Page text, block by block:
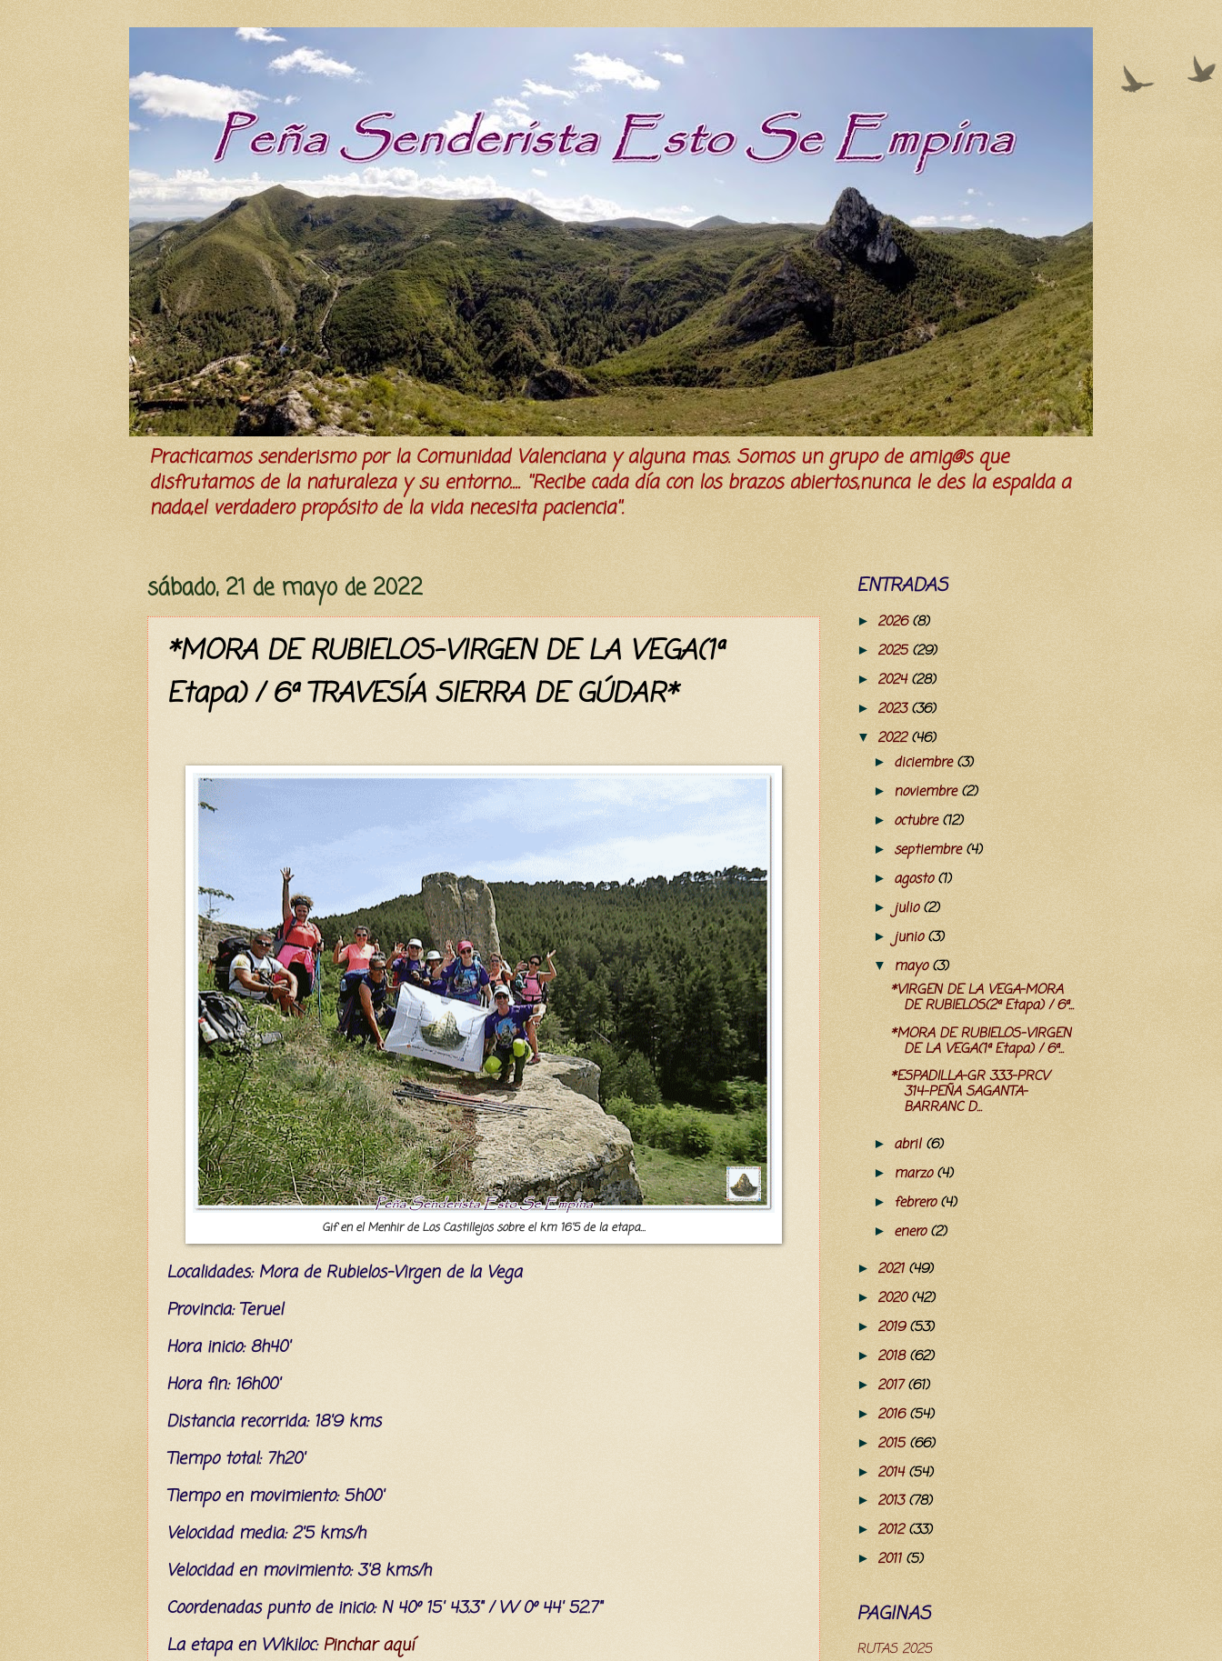
Practicamos senderismo por la Comunidad Valenciana y alguna mas. Somos un grupo de amig@s que
disfrutamos de la naturaleza y su entorno.... ''Recibe cada día con los brazos abiertos,nunca le des la espalda a
nada,el verdadero propósito de la vida necesita paciencia''.
sábado, 21 de mayo de 2022
*MORA DE RUBIELOS-VIRGEN DE LA VEGA(1ª
Etapa) / 6ª TRAVESÍA SIERRA DE GÚDAR*
Gif en el Menhir de Los Castillejos sobre el km 16'5 de la etapa...
Localidades: Mora de Rubielos-Virgen de la Vega
Provincia: Teruel
Hora inicio: 8h40'
Hora fin: 16h00'
Distancia recorrida: 18'9 kms
Tiempo total: 7h20'
Tiempo en movimiento: 5h00'
Velocidad media: 2'5 kms/h
Velocidad en movimiento: 3'8 kms/h
Coordenadas punto de inicio: N 40º 15' 43.3" / W 0º 44' 52.7"
La etapa en Wikiloc: Pinchar aquí
ENTRADAS
► 2026(8)
► 2025(29)
► 2024(28)
► 2023(36)
▼ 2022(46)
► diciembre(3)
► noviembre(2)
► octubre(12)
► septiembre(4)
► agosto(1)
► julio(2)
► junio(3)
▼ mayo(3)
*VIRGEN DE LA VEGA-MORA
DE RUBIELOS(2ª Etapa) / 6ª...
*MORA DE RUBIELOS-VIRGEN
DE LA VEGA(1ª Etapa) / 6ª...
*ESPADILLA-GR 333-PRCV
314-PEÑA SAGANTA-
BARRANC D...
► abril(6)
► marzo(4)
► febrero(4)
► enero(2)
► 2021 (49)
► 2020(42)
► 2019(53)
► 2018(62)
► 2017(61)
► 2016(54)
► 2015(66)
► 2014(54)
► 2013(78)
► 2012(33)
► 2011 (5)
PAGINAS
RUTAS 2025